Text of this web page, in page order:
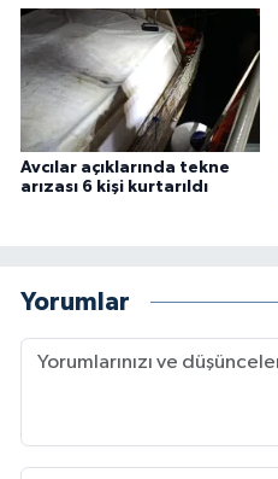
Avcılar açıklarında tekne
arızası 6 kişi kurtarıldı
Yorumlar